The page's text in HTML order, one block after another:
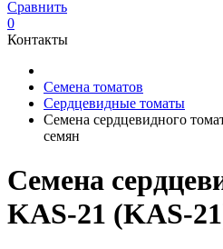
Сравнить
0
Контакты
Семена томатов
Сердцевидные томаты
Семена сердцевидного
семян
Семена
KAS-21 (KAS-